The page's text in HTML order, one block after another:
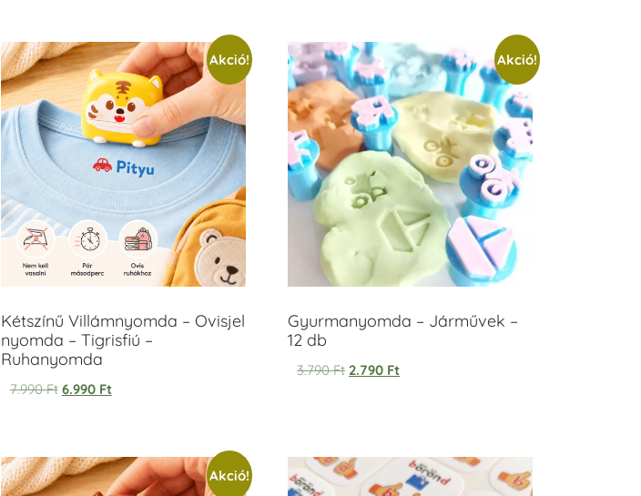
Akció!
Kétszínű Villámnyomda – Ovisjel
nyomda – Tigrisfiú –
Ruhanyomda
7.990Ft 6.990 Ft
Akció!
Gyurmanyomda – Járművek –
12 db
3.790Ft 2.790 Ft
Akció!